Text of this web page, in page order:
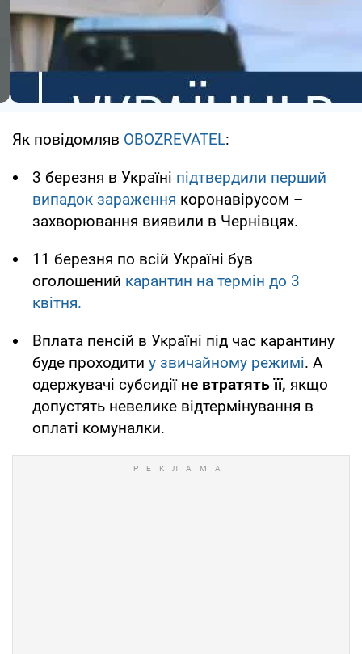
Як повідомляв OBOZREVATEL:
3 березня в Україні підтвердили перший
випадок зараження коронавірусом –
захворювання виявили в Чернівцях.
11 березня по всій Україні був
оголошений карантин на термін до 3
квітня.
Вплата пенсій в Україні під час карантину
буде проходити у звичайному режимі. А
одержувачі субсидії не втратять її, якщо
допустять невелике відтермінування в
оплаті комуналки.